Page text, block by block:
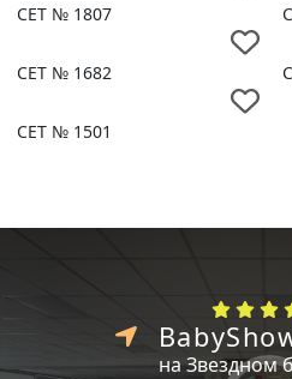
СЕТ № 1807
СЕТ № 1682
СЕТ № 1501
на Звездном